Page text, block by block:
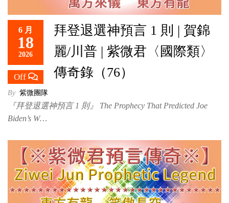
6 月
18
2026
Off
拜登退選神預言 1 則 | 賀錦
麗/川普 | 紫微君〈國際類〉
傳奇錄（76）
By 紫微團隊
『拜登退選神預言 1 則』 The Prophecy That Predicted Joe
Biden’s W…